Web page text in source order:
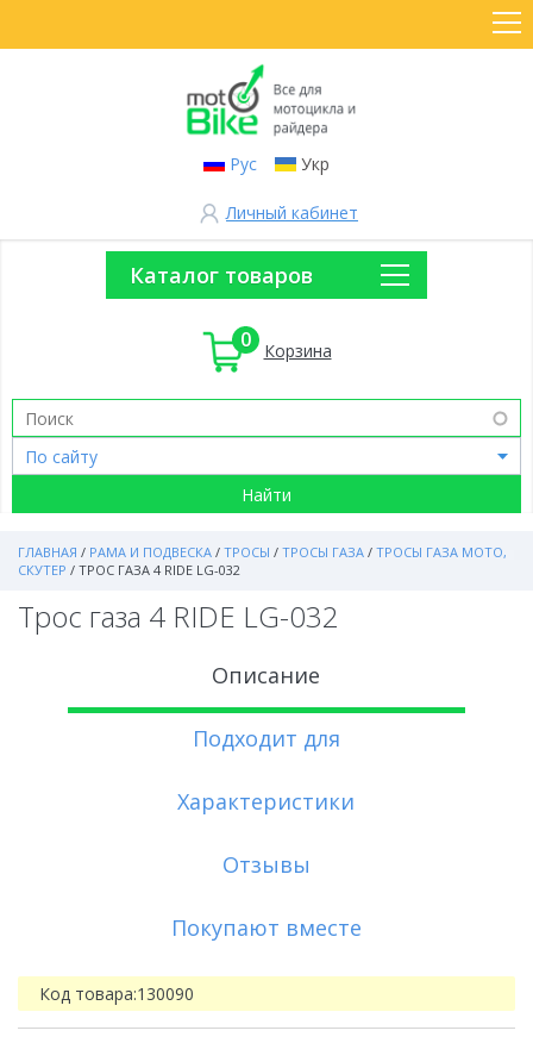
Рус Укр
Личный кабинет
Каталог товаров
0 Корзина
ГЛАВНАЯ / РАМА И ПОДВЕСКА / ТРОСЫ / ТРОСЫ ГАЗА / ТРОСЫ ГАЗА МОТО,
СКУТЕР / ТРОС ГАЗА 4 RIDE LG-032
Трос газа 4 RIDE LG-032
Описание
Подходит для
Характеристики
Отзывы
Покупают вместе
Код товара:130090